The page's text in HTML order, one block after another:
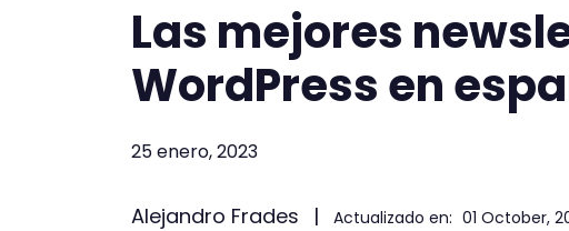
Las mejores
WordPress en
25 enero, 2023
Alejandro Frades | Actualizado en: 01 October,